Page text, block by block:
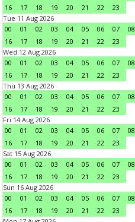
16
17 18 19 20 21 22
23
Tue 11 Aug 2026
00
01 02 03 04 05 06 07 08
16
17 18 19 20 21 22
23
Wed 12 Aug 2026
00
01 02 03 04 05 06 07 08
16
17 18 19 20 21 22
23
Thu 13 Aug 2026
00
01 02 03 04 05 06 07 08
16
17 18 19 20 21 22
23
Fri 14 Aug 2026
00
01 02 03 04 05 06 07 08
16
17 18 19 20 21 22
23
Sat 15 Aug 2026
00
01 02 03 04 05 06 07 08
16
17 18 19 20 21 22
23
Sun 16 Aug 2026
00
01 02 03 04 05 06 07 08
16
17 18 19 20 21 22
23